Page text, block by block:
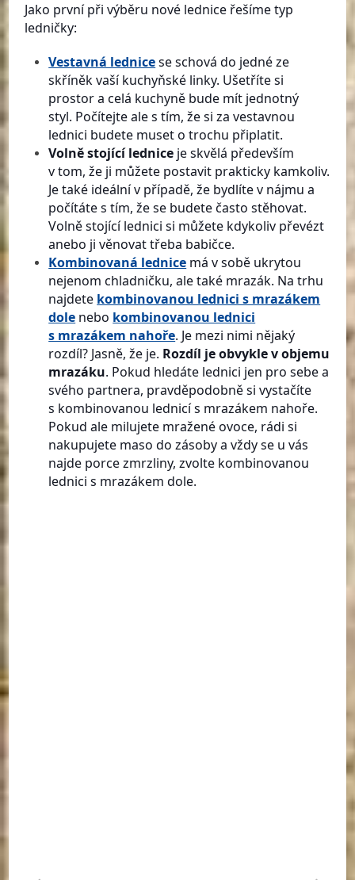
Jako první při výběru nové lednice řešíme typ
ledničky:
Vestavná lednicese schová do jedné ze
skříněk vaší kuchyňské linky. Ušetříte si
prostor a celá kuchyně bude mít jednotný
styl. Počítejte ale s tím, že si za vestavnou
lednici budete muset o trochu připlatit.
Volně stojící lednice je skvělá především
v tom, že ji můžete postavit prakticky kamkoliv.
Je také ideální v případě, že bydlíte v nájmu a
počítáte s tím, že se budete často stěhovat.
Volně stojící lednici si můžete kdykoliv převézt
anebo ji věnovat třeba babičce.
Kombinovaná lednice má v sobě ukrytou
nejenom chladničku, ale také mrazák. Na trhu
najdete kombinovanou lednici s mrazákem
dole nebo kombinovanou lednici
s mrazákem nahoře. Je mezi nimi nějaký
rozdíl? Jasně, že je. Rozdíl je obvykle v objemu
mrazáku. Pokud hledáte lednici jen pro sebe a
svého partnera, pravděpodobně si vystačíte
s kombinovanou lednicí s mrazákem nahoře.
Pokud ale milujete mražené ovoce, rádi si
nakupujete maso do zásoby a vždy se u vás
najde porce zmrzliny, zvolte kombinovanou
lednici s mrazákem dole.